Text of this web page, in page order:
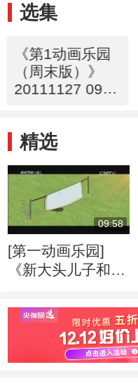
选集
《第1动画乐园
（周末版）》
20111127 09：
精选
09:58
[第一动画乐园]
《新大头儿子和小
季） 奇妙的纸盒
子/青椒大战